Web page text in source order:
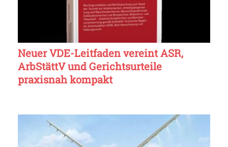
Neuer VDE-Leitfaden vereint ASR,
ArbStättV und Gerichtsurteile
praxisnah kompakt